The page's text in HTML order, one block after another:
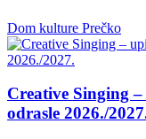
Dom kulture Prečko
Creative Singing
odrasle 2026./